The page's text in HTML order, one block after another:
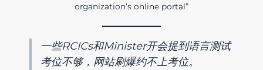
organization’s online portal”
一些RCICs和Minister开会提到语言测试
考位不够，网站刷爆约不上考位。